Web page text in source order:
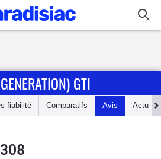
GTI
fiabilité Comparatifs Avis Actu